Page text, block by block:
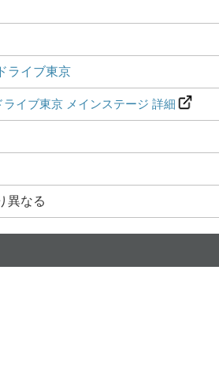
ライブ東京
ライブ東京 メインステージ 詳細
異なる